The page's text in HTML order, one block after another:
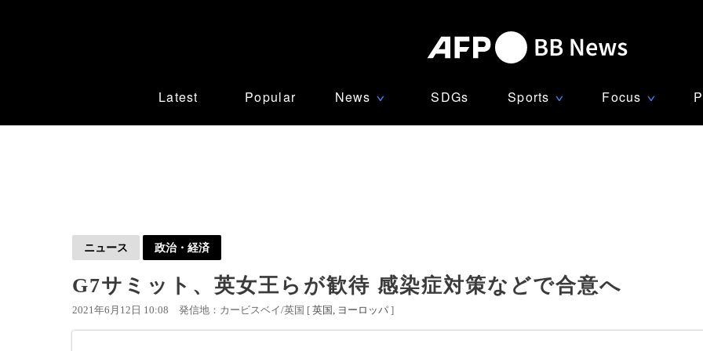
Latest Popular News ∨ SDGs Sports ∨ Focus ∨
ニュース 政治・経済
G7サミット、英女王らが歓待 感染症対策などで合意へ
2021年6月12日 10:08 発信地：カービスベイ/英国 [ 英国 ヨーロッパ ]